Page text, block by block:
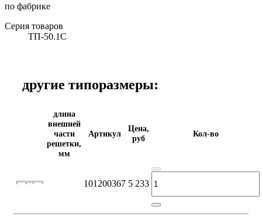
по фабрике
Серия товаров
ТП-50.1C
другие типоразмеры:
длина
внешней
части
решетки,
мм
Артикул
Цена,
руб
Кол-во
101200367 5 233